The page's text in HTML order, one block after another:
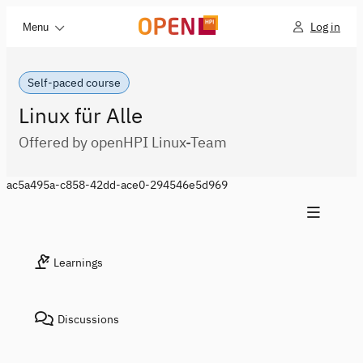
Menu Log in
Self-paced course
Linux für Alle
Offered by openHPI Linux-Team
ac5a495a-c858-42dd-ace0-294546e5d969
Learnings
Discussions